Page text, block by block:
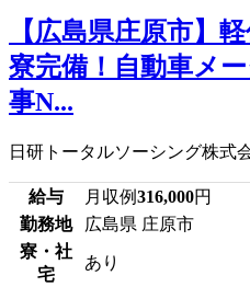
【広島県庄原市】
寮完備！自動車メ
事N...
日研トータルソーシング株式
給与 月収例316,000円
勤務地
広島県 庄原市
寮・社
宅
あり